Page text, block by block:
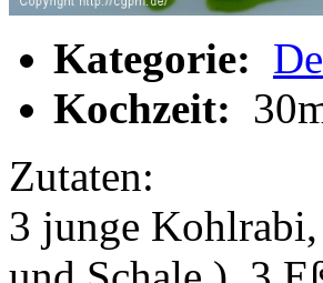
Kategorie:
Kochzeit:
Zutaten:
3 junge